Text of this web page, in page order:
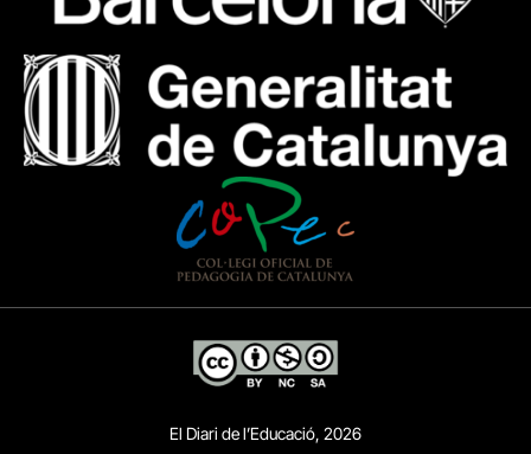
El Diari de l’Educació, 2026